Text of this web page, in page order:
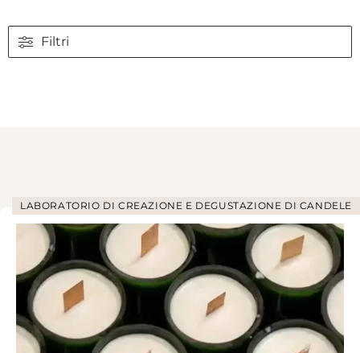
Filtri
LABORATORIO DI CREAZIONE E DEGUSTAZIONE DI CANDELE